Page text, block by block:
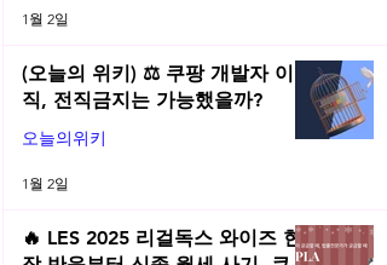
1월 2일
(오늘의 위키) ⚖️ 쿠팡 개발자 이
직, 전직금지는 가능했을까?
오늘의위키
1월 2일
🔥 LES 2025 리걸독스 와이즈 현